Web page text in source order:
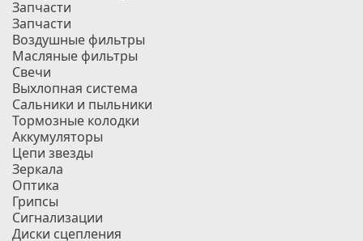
Запчасти
Запчасти
Воздушные фильтры
Масляные фильтры
Свечи
Выхлопная система
Сальники и пыльники
Тормозные колодки
Аккумуляторы
Цепи звезды
Зеркала
Оптика
Грипсы
Сигнализации
Диски сцепления